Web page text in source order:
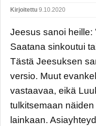
Kirjoitettu 9.10.2020
Jeesus sanoi heille:
Saatana sinkoutui
Tästä Jeesuksen
versio. Muut
vastaavaa, eikä
tulkitsemaan
lainkaan.